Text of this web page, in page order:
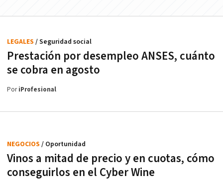
Prestación por desempleo ANSES, cuánto
se cobra en agosto
LEGALES / Seguridad social
PoriProfesional
Vinos a mitad de precio y en cuotas, cómo
conseguirlos en el Cyber Wine
NEGOCIOS / Oportunidad